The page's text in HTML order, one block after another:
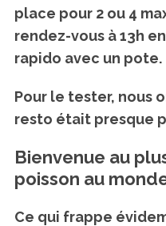
place pour 2 ou 4
rendez-vous à 13h
rapido avec un pote.
Pour le tester, nous
resto était presque
Bienvenue au
poisson au
Ce qui frappe